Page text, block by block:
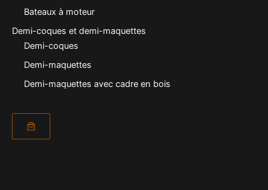
Bateaux à moteur
Demi-coques et demi-maquettes
Demi-coques
Demi-maquettes
Demi-maquettes avec cadre en bois